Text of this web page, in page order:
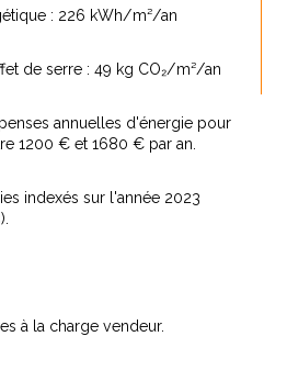
: 226 kWh/m²/an
de serre : 49 kg CO₂/m²/an
annuelles d'énergie pour
1200 € et 1680 € par an.
indexés sur l'année 2023
à la charge vendeur.